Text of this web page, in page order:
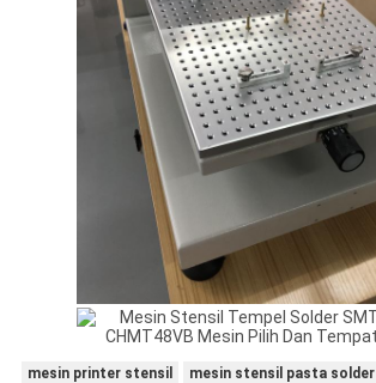
mesin printer stensil
mesin stensil pasta solder